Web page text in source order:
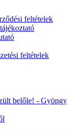
feltételek
feltételek
belőle! -